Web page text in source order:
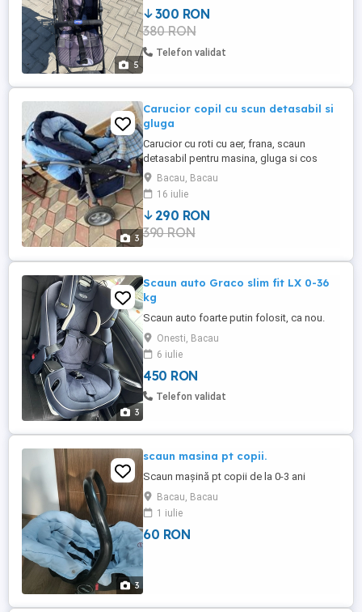
5
300 RON
380 RON
Telefon validat
3
Carucior copil cu scun detasabil si
gluga
Carucior cu roti cu aer, frana, scaun
detasabil pentru masina, gluga si cos
depozitare, ABC design, nefolosit, tinut in
magazie.
Bacau, Bacau
16 iulie
290 RON
390 RON
3
Scaun auto Graco slim fit LX 0-36
kg
Scaun auto foarte putin folosit, ca nou.
Onesti, Bacau
6 iulie
450 RON
Telefon validat
3
scaun masina pt copii.
Scaun mașină pt copii de la 0-3 ani
Bacau, Bacau
1 iulie
60 RON